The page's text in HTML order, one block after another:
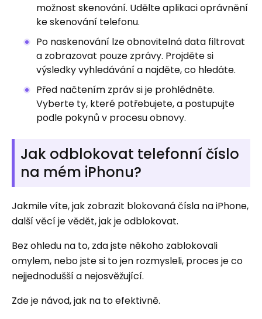
možnost skenování. Udělte aplikaci oprávnění
ke skenování telefonu.
Po naskenování lze obnovitelná data filtrovat
a zobrazovat pouze zprávy. Projděte si
výsledky vyhledávání a najděte, co hledáte.
Před načtením zpráv si je prohlédněte.
Vyberte ty, které potřebujete, a postupujte
podle pokynů v procesu obnovy.
Jak odblokovat telefonní číslo
na mém iPhonu?
Jakmile víte, jak zobrazit blokovaná čísla na iPhone,
další věcí je vědět, jak je odblokovat.
Bez ohledu na to, zda jste někoho zablokovali
omylem, nebo jste si to jen rozmysleli, proces je co
nejjednodušší a nejosvěžující.
Zde je návod, jak na to efektivně.